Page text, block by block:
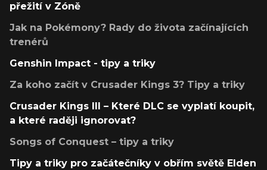
přežití v Zóně
Jak na Pokémony? Rady do života začínajících
trenérů
Genshin Impact - tipy a triky
Za koho začít v Crusader Kings 3? Tipy a triky
Crusader Kings III – Které DLC se vyplatí koupit,
a které raději ignorovat?
Songs of Conquest – tipy a triky
Tipy a triky pro začátečníky v obřím světě Elden